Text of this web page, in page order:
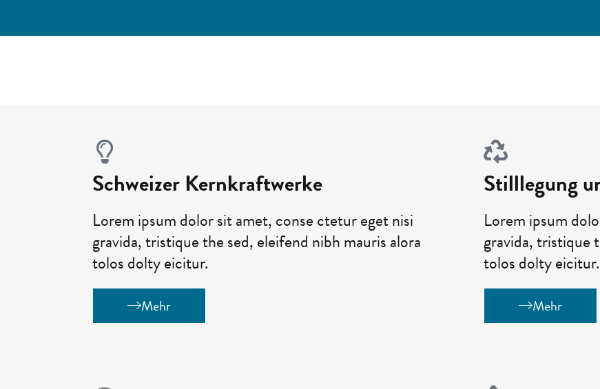
Schweizer Kernkraftwerke
Lorem ipsum dolor sit amet, conse ctetur eget nisi
gravida, tristique the sed, eleifend nibh mauris alora
tolos dolty eicitur.
Mehr
Stilllegung
Lorem ipsum
gravida, tristique
tolos dolty eicitur.
Mehr